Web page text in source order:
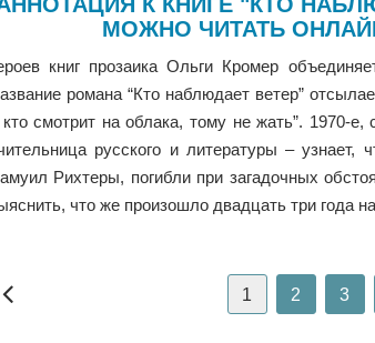
МОЖНО ЧИТАТЬ
книг прозаика Ольги Кромер
романа “Кто наблюдает ветер”
смотрит на облака, тому не жать”. 1970-
русского и литературы –
Рихтеры, погибли при загадочных
что же произошло двадцать три года
1 2 3